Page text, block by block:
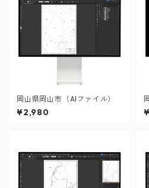
岡山県岡山市（AIファイル）
¥2,980